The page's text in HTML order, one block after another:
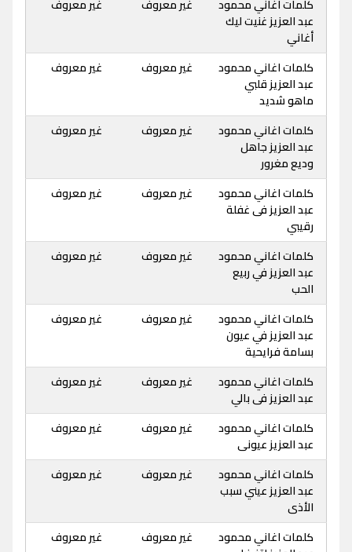
كلمات اغاني محمود
عبد العزيز غنيت ليك
أغاني
غير معروف غير معروف
كلمات اغاني محمود
عبد العزيز قلبي
ماهو شديد
غير معروف غير معروف
كلمات اغاني محمود
عبد العزيز جاهل
وديع مغرور
غير معروف غير معروف
كلمات اغاني محمود
عبد العزيز فى غفلة
رقيبي
غير معروف غير معروف
كلمات اغاني محمود
عبد العزيز في ربيع
الحب
غير معروف غير معروف
كلمات اغاني محمود
عبد العزيز في عيون
بسامة فرايحية
غير معروف غير معروف
كلمات اغاني محمود
عبد العزيز فى بالي
غير معروف غير معروف
كلمات اغاني محمود
عبد العزيز عيونى
غير معروف غير معروف
كلمات اغاني محمود
عبد العزيز عيني سبب
الأذى
غير معروف غير معروف
كلمات اغاني محمود
غير معروف غير معروف